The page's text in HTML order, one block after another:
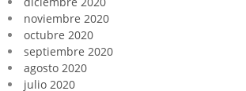
noviembre 2020
octubre 2020
septiembre 2020
agosto 2020
julio 2020